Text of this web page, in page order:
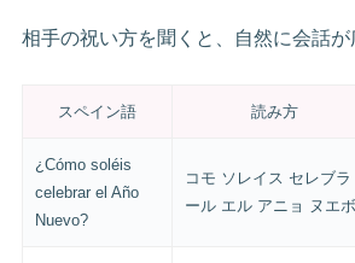
相手の祝い方を聞くと、自然に会話が
スペイン語 読み方
¿Cómo soléis
celebrar el Año
Nuevo?
コモ ソレイス セレブラ
ール エル アニョ ヌエボ